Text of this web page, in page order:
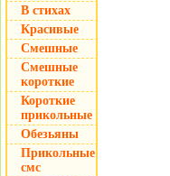
В стихах
Красивые
Смешные
Смешные
короткие
Короткие
прикольные
Обезьяны
Прикольные
смс